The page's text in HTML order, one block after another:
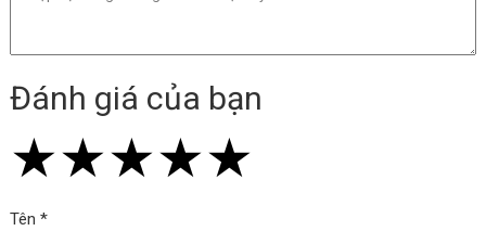
Đánh giá của bạn
★
★★
★★★
★★★★
★★★★★
Tên *